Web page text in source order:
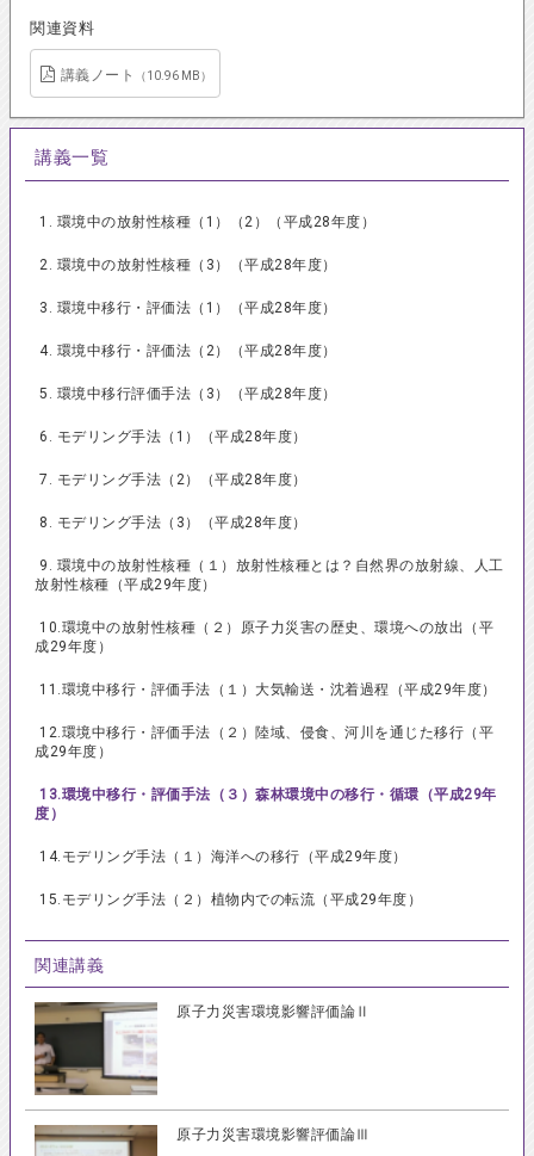
関連資料
講義ノート （10.96 MB）
講義一覧
1. 環境中の放射性核種（1）（2）（平成28年度）
2. 環境中の放射性核種（3）（平成28年度）
3. 環境中移行・評価法（1）（平成28年度）
4. 環境中移行・評価法（2）（平成28年度）
5. 環境中移行評価手法（3）（平成28年度）
6. モデリング手法（1）（平成28年度）
7. モデリング手法（2）（平成28年度）
8. モデリング手法（3）（平成28年度）
9. 環境中の放射性核種（１）放射性核種とは？自然界の放射線、人工
放射性核種（平成29年度）
10.環境中の放射性核種（２）原子力災害の歴史、環境への放出（平
成29年度）
11.環境中移行・評価手法（１）大気輸送・沈着過程（平成29年度）
12.環境中移行・評価手法（２）陸域、侵食、河川を通じた移行（平
成29年度）
13.環境中移行・評価手法（３）森林環境中の移行・循環（平成29年
度）
14.モデリング手法（１）海洋への移行（平成29年度）
15.モデリング手法（２）植物内での転流（平成29年度）
関連講義
原子力災害環境影響評価論Ⅱ
原子力災害環境影響評価論Ⅲ